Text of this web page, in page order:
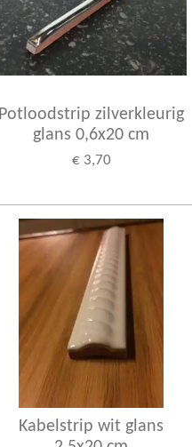
Potloodstrip zilverkleurig
glans 0,6x20 cm
€ 3,70
Kabelstrip wit glans